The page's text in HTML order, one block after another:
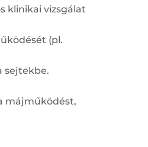
klinikai vizsgálat
(pl.
sejtekbe.
májműködést,